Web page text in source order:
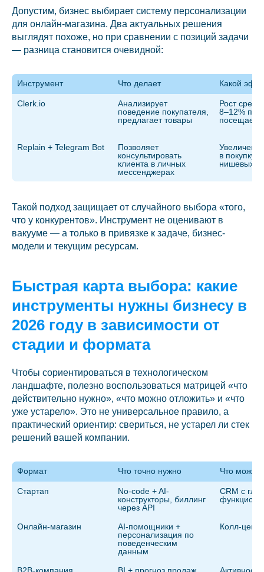
Допустим, бизнес выбирает систему персонализации
для онлайн-магазина. Два актуальных решения
выглядят похоже, но при сравнении с позиций задачи
— разница становится очевидной:
Инструмент Что делает Какой
Clerk.io
Анализирует
поведение покупателя,
предлагает товары
Рост
8–12% при
Replain + Telegram Bot
Позволяет
консультировать
клиента в личных
мессенджерах
в покупку
нишевых
Такой подход защищает от случайного выбора «того,
что у конкурентов». Инструмент не оценивают в
вакууме — а только в привязке к задаче, бизнес-
модели и текущим ресурсам.
Быстрая карта выбора: какие
инструменты нужны бизнесу в
2026 году в зависимости от
стадии и формата
Чтобы сориентироваться в технологическом
ландшафте, полезно воспользоваться матрицей «что
действительно нужно», «что можно отложить» и «что
уже устарело». Это не универсальное правило, а
практический ориентир: свериться, не устарел ли стек
решений вашей компании.
Формат Что точно нужно Что может
Стартап
No-code + AI-
конструкторы, биллинг
через API
CRM с
Онлайн-магазин
AI-помощники +
персонализация по
поведенческим
данным
Колл-центр